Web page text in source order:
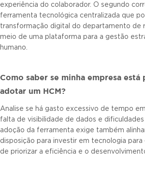
experiência do colaborador. O segundo
ferramenta tecnológica centralizada que
transformação digital do departamento de
meio de uma plataforma para a gestão
humano.
Como saber se minha empresa está
adotar um HCM?
Analise se há gasto excessivo de tempo
falta de visibilidade de dados e
adoção da ferramenta exige também
disposição para investir em tecnologia
de priorizar a eficiência e o